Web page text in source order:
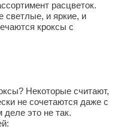
расцветок.
светлые, и яркие, и
кроксы с
Некоторые считают,
не сочетаются даже с
это не так.